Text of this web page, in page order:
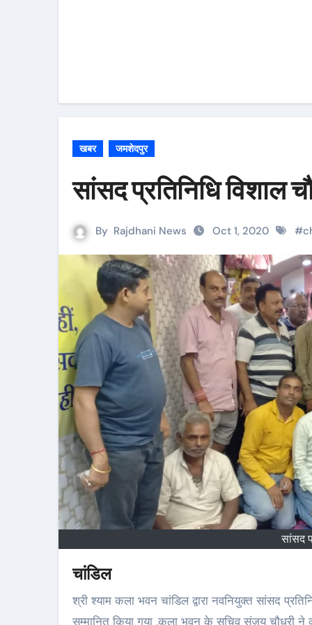
खबर जमशेदपुर
सांसद प्रतिनिधि विशाल
By Rajdhani News Oct 1, 2020 #
सांसद
चांडिल
श्री श्याम कला भवन चांडिल द्वारा नवनियुक्त सांसद प्रतिनिधि विशाल चौधरी को श्याम मंदिर परिसर में दुपट्टा ,माला एवं प्रतीक चिन्ह देकर
सम्मानित किया गया .कला भवन के सचिव संजय चौधरी ने